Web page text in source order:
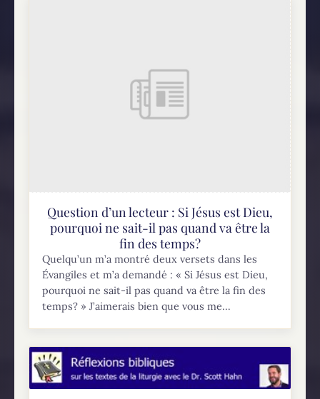
Question d’un lecteur : Si Jésus est Dieu,
pourquoi ne sait-il pas quand va être la
fin des temps?
Quelqu’un m’a montré deux versets dans les
Évangiles et m’a demandé : « Si Jésus est Dieu,
pourquoi ne sait-il pas quand va être la fin des
temps? » J’aimerais bien que vous me...